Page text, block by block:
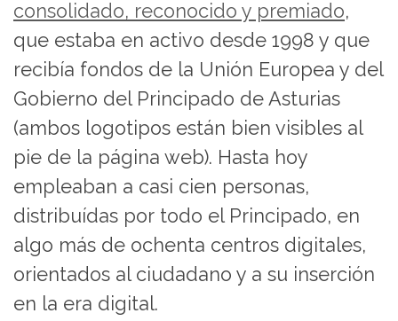
consolidado, reconocido y premiado,
que estaba en activo desde 1998 y que
recibía fondos de la Unión Europea y del
Gobierno del Principado de Asturias
(ambos logotipos están bien visibles al
pie de la página web). Hasta hoy
empleaban a casi cien personas,
distribuídas por todo el Principado, en
algo más de ochenta centros digitales,
orientados al ciudadano y a su inserción
en la era digital.